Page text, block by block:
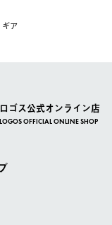
ます。
品いただき、ご希望
ギア
ロゴス公式オンライン店
LOGOS OFFICIAL ONLINE SHOP